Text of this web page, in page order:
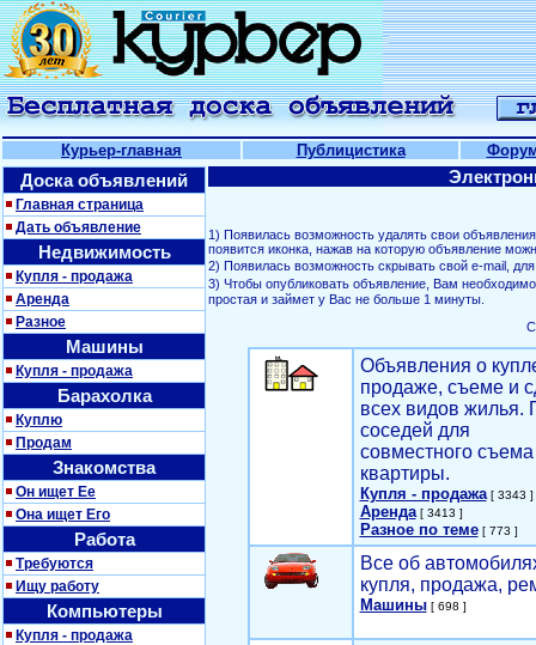
Курьер-главная Публицистика
Доска объявлений
Главная страница
Дать объявление
Недвижимость
Купля - продажа
Аренда
Разное
Машины
Купля - продажа
Барахолка
Куплю
Продам
Знакомства
Он ищет Ее
Она ищет Его
Работа
Требуются
Ищу работу
Компьютеры
Купля - продажа
1) Появилась возможность удалять свои
появится иконка, нажав на которую объявление
2) Появилась возможность скрывать свой е-mail,
3) Чтобы опубликовать объявление, Вам
простая и займет у Вас не больше 1 минуты.
Объявления о
продаже, съеме и
всех видов жилья.
соседей для
совместного съема
квартиры.
Купля - продажа[ 3343 ]
Аренда[ 3413 ]
Разное по теме[ 773 ]
Все об
купля, продажа,
Машины[ 698 ]